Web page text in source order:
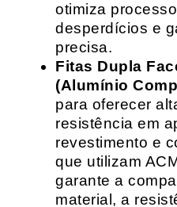
otimiza
desperdícios e
precisa.
Fitas Dupla
(Alumínio
para oferecer
resistência em
revestimento e
que utilizam
garante a
material, a